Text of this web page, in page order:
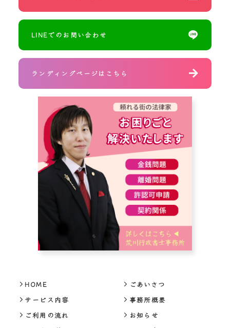
LINEでのお問い合わせ
ランディングページはこちら
HOME
サービス内容
ご利用の流れ
ごあいさつ
事務所概要
お知らせ